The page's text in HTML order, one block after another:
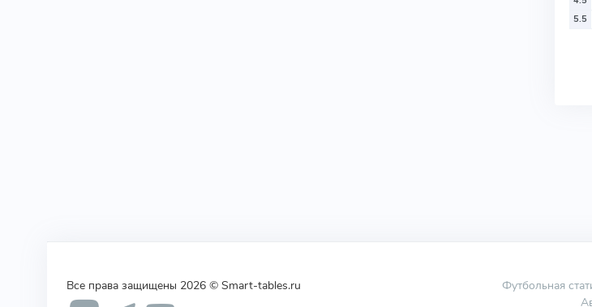
5.5
Все права защищены 2026 © Smart-tables.ru Футбольная